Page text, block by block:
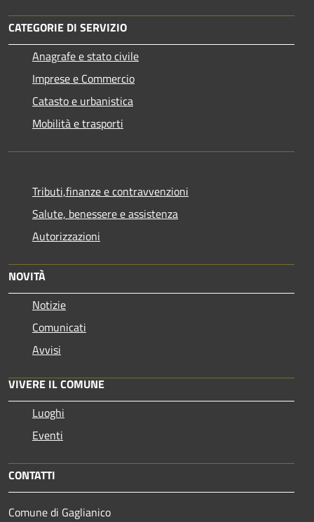
CATEGORIE DI SERVIZIO
Anagrafe e stato civile
Imprese e Commercio
Catasto e urbanistica
Mobilità e trasporti
Tributi,finanze e contravvenzioni
Salute, benessere e assistenza
Autorizzazioni
NOVITÀ
Notizie
Comunicati
Avvisi
VIVERE IL COMUNE
Luoghi
Eventi
CONTATTI
Comune di Gaglianico